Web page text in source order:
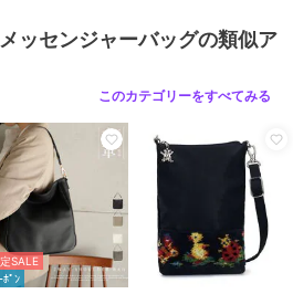
ジャーバッグ
ショルダーバッグ・メ
ゲ（３０４）、ブラック
９）、シルバー（００
タンジェリン（３６５）、
ュ（９１２）
Ｂ５未満）
型押し）
ッセンジャーバッグの類似ア
このカテゴリーをすべてみる
SALE
ﾎﾟﾝ